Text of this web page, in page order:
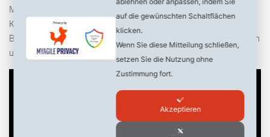
Man kann doch nicht Millionen für Prestigeobjekte wie den
Klimapark oder den Neubau des AJZ versenken und zeitgleich den
Bürger immer mehr belasten. Unter diesen Voraussetzungen kann
unsere Fraktion dem Haushalt nicht zustimmen!
auf die gewünschten Schaltflächen
klicken.
Wenn Sie diese Mitteilung schließen,
setzen Sie die Nutzung ohne
Zustimmung fort.
Akzeptieren